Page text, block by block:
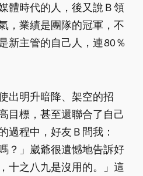
體時代的人，後又說Ｂ領
，業績是團隊的冠軍，不
新主管的自己人，連80％
出明升暗降、架空的招
目標，甚至還聯合了自己
過程中，好友Ｂ問我：
？」崴爺很遺憾地告訴好
十之八九是沒用的。」這